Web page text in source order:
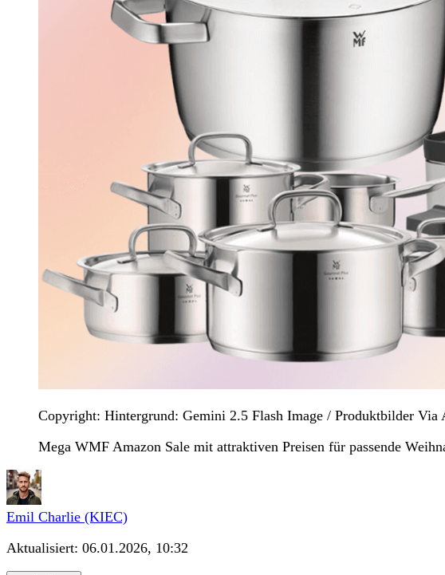
Copyright: Hintergrund: Gemini 2.5 Flash Image / Produktbilder Via
Mega WMF Amazon Sale mit attraktiven Preisen für passende
Emil Charlie (KIEC)
Aktualisiert: 06.01.2026, 10:32